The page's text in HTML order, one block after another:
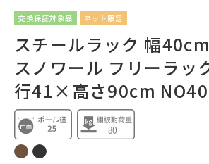
交換保証対象品 ネット限定
スチールラック 幅
スノワール フリーラ
行41×高さ90cm